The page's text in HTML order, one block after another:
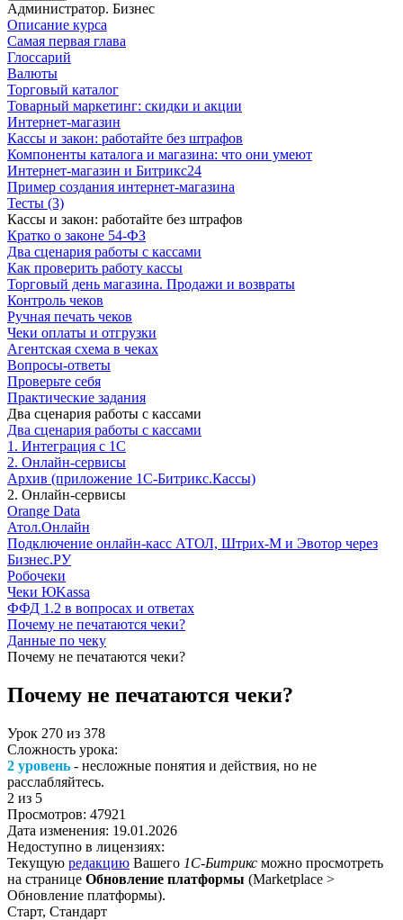
Администратор. Бизнес
Описание курса
Самая первая глава
Глоссарий
Валюты
Торговый каталог
Товарный маркетинг: скидки и акции
Интернет-магазин
Кассы и закон: работайте без штрафов
Компоненты каталога и магазина: что они умеют
Интернет-магазин и Битрикс24
Пример создания интернет-магазина
Тесты (3)
Кассы и закон: работайте без штрафов
Кратко о законе 54-ФЗ
Два сценария работы с кассами
Как проверить работу кассы
Торговый день магазина. Продажи и возвраты
Контроль чеков
Ручная печать чеков
Чеки оплаты и отгрузки
Агентская схема в чеках
Вопросы-ответы
Проверьте себя
Практические задания
Два сценария работы с кассами
Два сценария работы с кассами
1. Интеграция с 1С
2. Онлайн-сервисы
Архив (приложение 1С-Битрикс.Кассы)
2. Онлайн-сервисы
Orange Data
Атол.Онлайн
Подключение онлайн-касс АТОЛ, Штрих-М и Эвотор через
Бизнес.РУ
Робочеки
Чеки ЮKassa
ФФД 1.2 в вопросах и ответах
Почему не печатаются чеки?
Данные по чеку
Почему не печатаются чеки?
Почему не печатаются чеки?
Урок 270 из 378
Сложность урока:
2 уровень - несложные понятия и действия, но не
расслабляйтесь.
2 из 5
Просмотров: 47921
Дата изменения: 19.01.2026
Недоступно в лицензиях:
Текущую редакцию Вашего 1С-Битрикс можно просмотреть
на странице Обновление платформы (Marketplace >
Обновление платформы).
Старт, Стандарт